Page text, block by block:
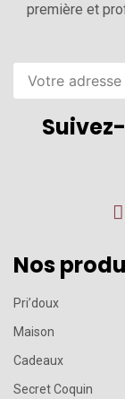
première et
Nos
Pri’doux
Maison
Cadeaux
Secret Coquin